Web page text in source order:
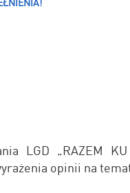
LGD „RAZEM KU
opinii na